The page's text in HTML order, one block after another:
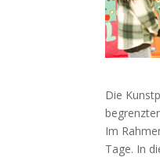
Die
Im
Tage. In